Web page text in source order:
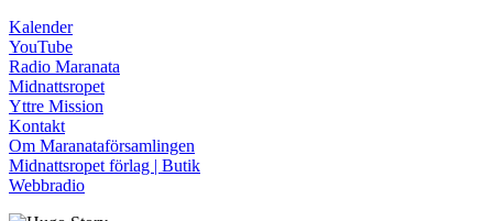
Kalender
YouTube
Radio Maranata
Midnattsropet
Yttre Mission
Kontakt
Om Maranataförsamlingen
Midnattsropet förlag | Butik
Webbradio